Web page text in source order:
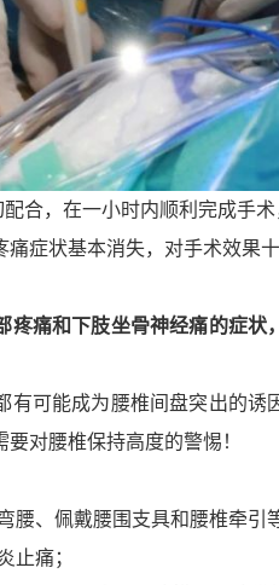
，在一小时内顺利完成手术
症状基本消失，对手术效果十
疼痛和下肢坐骨神经痛的症
有可能成为腰椎间盘突出的
要对腰椎保持高度的警惕！
佩戴腰围支具和腰椎牵引
痛；